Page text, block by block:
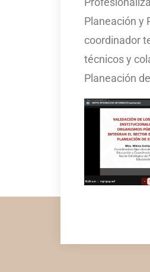
Planeación y
coordinador
técnicos y
Planeación